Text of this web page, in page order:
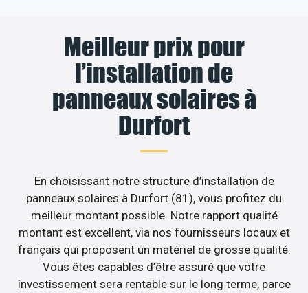
Meilleur prix pour
l’installation de
panneaux solaires à
Durfort
En choisissant notre structure d’installation de
panneaux solaires à Durfort (81), vous profitez du
meilleur montant possible. Notre rapport qualité
montant est excellent, via nos fournisseurs locaux et
français qui proposent un matériel de grosse qualité.
Vous êtes capables d’être assuré que votre
investissement sera rentable sur le long terme, parce